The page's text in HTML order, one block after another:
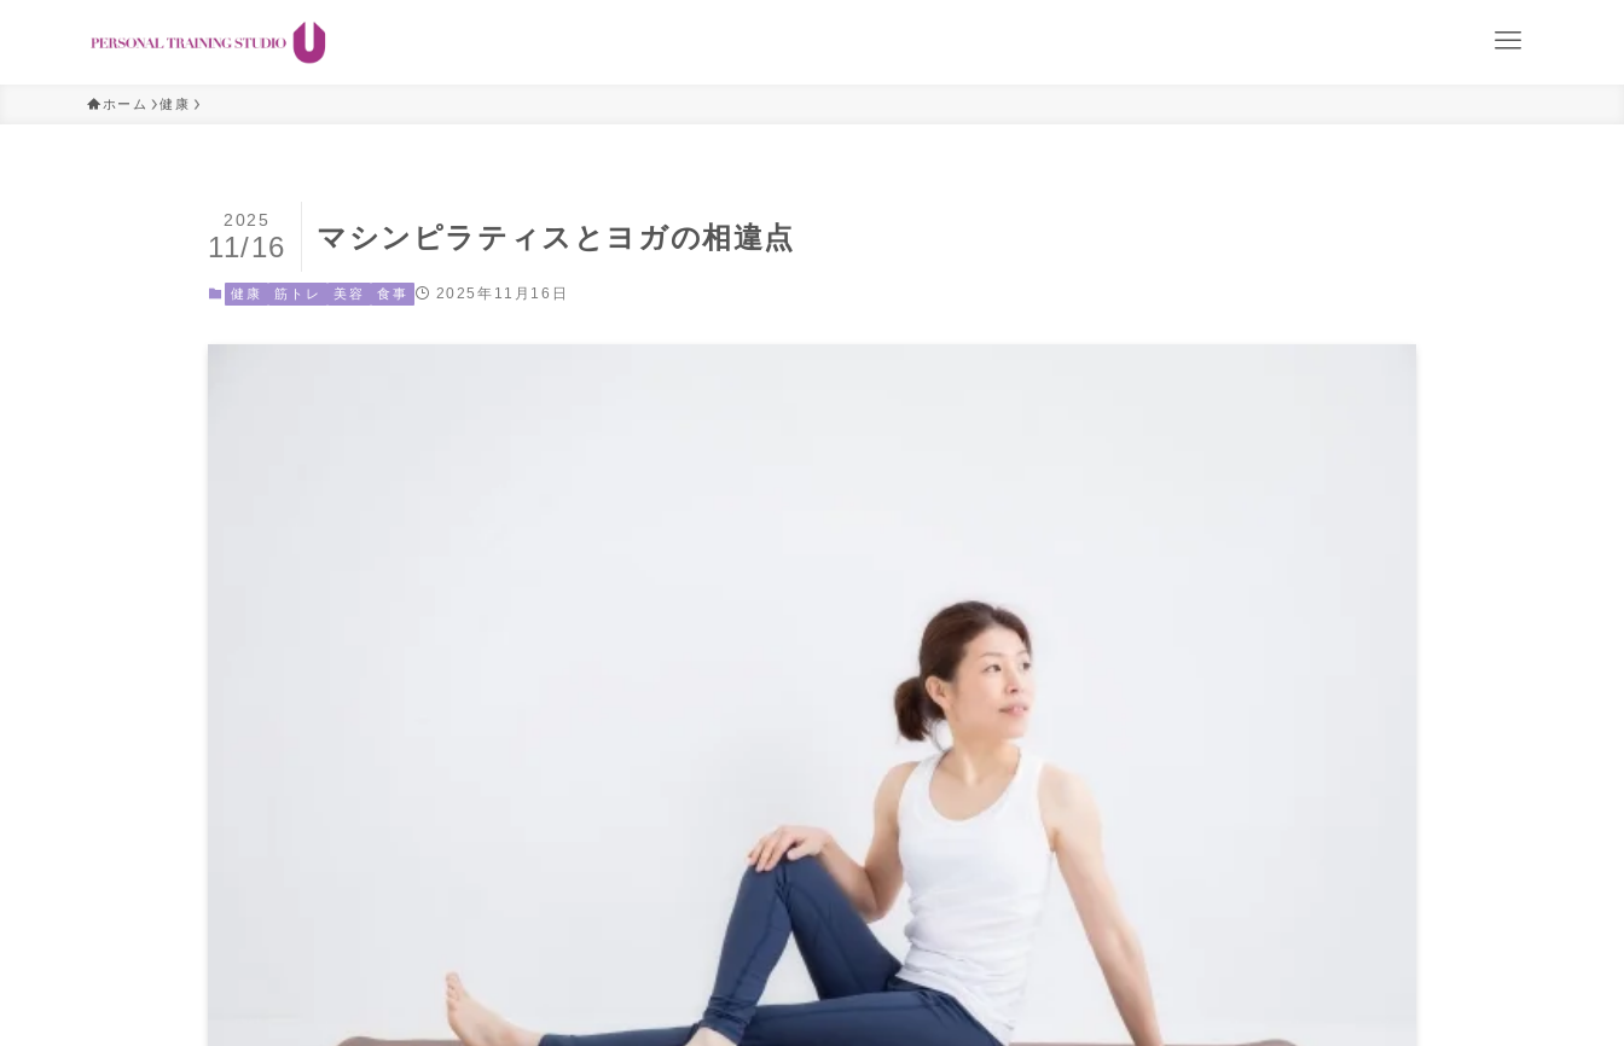
ホーム 健康
マシンピラティスとヨガの相違点
2025
11/16
健康 筋トレ 美容 食事 2025年11月16日